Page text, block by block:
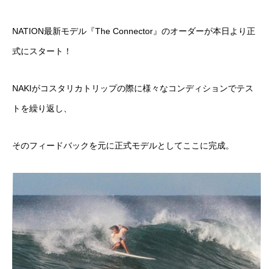
NATION最新モデル『The Connector』のオーダーが本日より正
式にスタート！
NAKIがコスタリカトリップの際に様々なコンディションでテス
トを繰り返し、
そのフィードバックを元に正式モデルとしてここに完成。